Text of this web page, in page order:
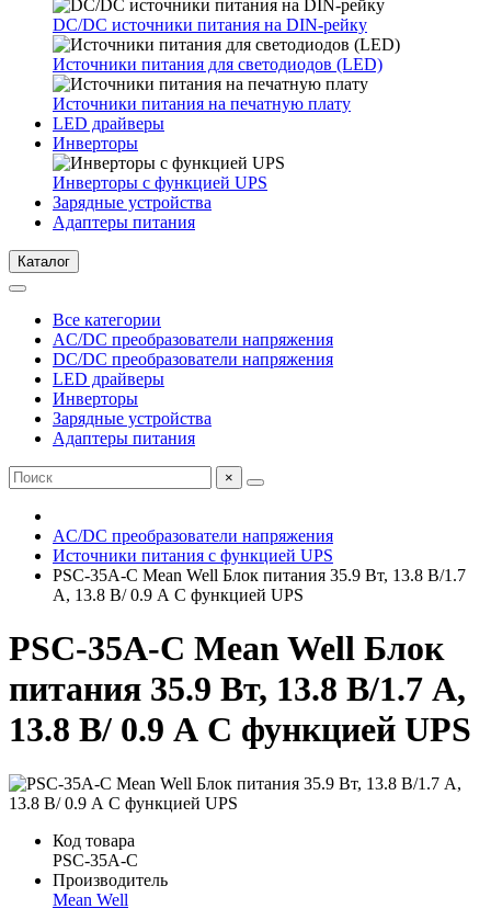
DC/DC источники питания на DIN-рейку
Источники питания для светодиодов (LED)
Источники питания на печатную плату
LED драйверы
Инверторы
Инверторы с функцией UPS
Зарядные устройства
Адаптеры питания
Каталог
Все категории
AC/DC преобразователи напряжения
DC/DC преобразователи напряжения
LED драйверы
Инверторы
Зарядные устройства
Адаптеры питания
×
AC/DC преобразователи напряжения
Источники питания с функцией UPS
PSC-35A-C Mean Well Блок питания 35.9 Вт, 13.8 В/1.7
А, 13.8 В/ 0.9 А С функцией UPS
PSC-35A-C Mean Well Блок
питания 35.9 Вт, 13.8 В/1.7 А,
13.8 В/ 0.9 А С функцией UPS
Код товара
PSC-35A-C
Производитель
Mean Well